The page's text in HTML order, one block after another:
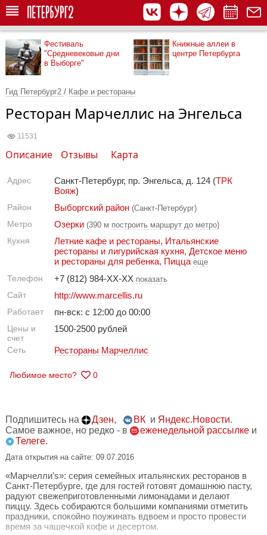
Фестиваль
"Средневековые дни
в Выборге"
Книжные аллеи в
центре Петербурга
Гид Петербург2 / Кафе и рестораны
Ресторан Марчеллис на Энгельса
11531
Описание Отзывы Карта
Адрес Санкт-Петербург, пр. Энгельса, д. 124 (ТРК
Вояж)
Район Выборгский район (Санкт-Петербург)
Метро Озерки (390 м построить маршрут до метро)
Кухня Летние кафе и рестораны, Итальянские
рестораны и лигурийская кухня, Детское меню
и рестораны для ребенка, Пицца еще
Телефон +7 (812) 984-XX-XX показать
Сайт http://www.marcellis.ru
Работает пн-вск: с 12:00 до 00:00
Цены и
счет
1500-2500 рублей
Сеть Рестораны Марчеллис
Любимое место? 0
Подпишитесь на Дзен, ВК и Яндекс.Новости.
Самое важное, но редко - в
еженедельной рассылке и
Телеге.
Дата открытия на сайте: 09.07.2016
«Марчелли’s»: серия семейных итальянских ресторанов в
Санкт-Петербурге, где для гостей готовят домашнюю пасту,
радуют свежеприготовленными лимонадами и делают
пиццу. Здесь собираются большими компаниями отметить
праздники, спокойно поужинать вдвоем и просто провести
время за чашечкой кофе и десертом.